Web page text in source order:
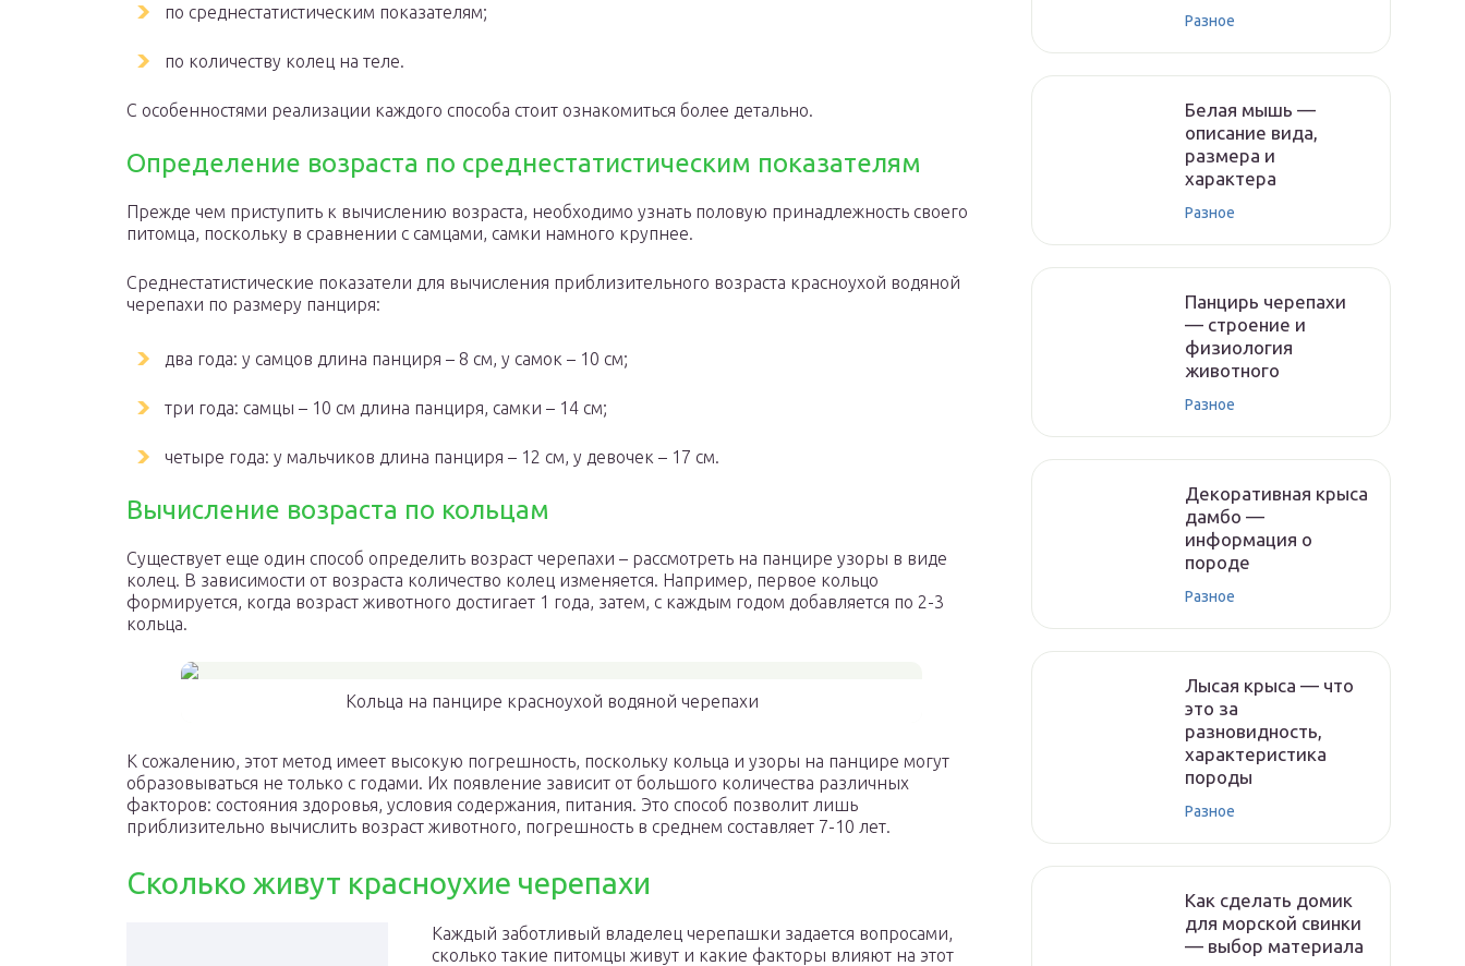
по среднестатистическим показателям;
по количеству колец на теле.
С особенностями реализации каждого способа стоит ознакомиться более детально.
Определение возраста по среднестатистическим показателям
Прежде чем приступить к вычислению возраста, необходимо узнать половую принадлежность своего
питомца, поскольку в сравнении с самцами, самки намного крупнее.
Среднестатистические показатели для вычисления приблизительного возраста красноухой водяной
черепахи по размеру панциря:
два года: у самцов длина панциря – 8 см, у самок – 10 см;
три года: самцы – 10 см длина панциря, самки – 14 см;
четыре года: у мальчиков длина панциря – 12 см, у девочек – 17 см.
Вычисление возраста по кольцам
Существует еще один способ определить возраст черепахи – рассмотреть на панцире узоры в виде
колец. В зависимости от возраста количество колец изменяется. Например, первое кольцо
формируется, когда возраст животного достигает 1 года, затем, с каждым годом добавляется по 2-3
кольца.
Кольца на панцире красноухой водяной черепахи
К сожалению, этот метод имеет высокую погрешность, поскольку кольца и узоры на панцире могут
образовываться не только с годами. Их появление зависит от большого количества различных
факторов: состояния здоровья, условия содержания, питания. Это способ позволит лишь
приблизительно вычислить возраст животного, погрешность в среднем составляет 7-10 лет.
Сколько живут красноухие черепахи
Каждый заботливый владелец черепашки задается вопросами,
сколько такие питомцы живут и какие факторы влияют на этот
Разное
Белая мышь —
описание вида,
размера и
характера
Разное
Панцирь черепахи
— строение и
физиология
животного
Разное
Декоративная крыса
дамбо —
информация о
породе
Разное
Лысая крыса — что
это за
разновидность,
характеристика
породы
Разное
Как сделать домик
для морской свинки
— выбор материала